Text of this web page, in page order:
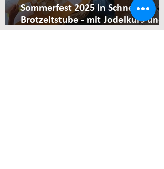
Sommerfest 2025 in Schneiders
Brotzeitstube - mit Jodelkurs und
Chakra-Singen